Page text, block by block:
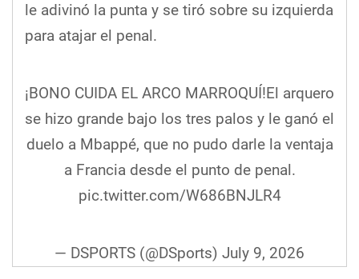
le adivinó la punta y se tiró sobre su izquierda
para atajar el penal.
¡BONO CUIDA EL ARCO MARROQUÍ!El arquero
se hizo grande bajo los tres palos y le ganó el
duelo a Mbappé, que no pudo darle la ventaja
a Francia desde el punto de penal.
pic.twitter.com/W686BNJLR4
— DSPORTS (@DSports) July 9, 2026